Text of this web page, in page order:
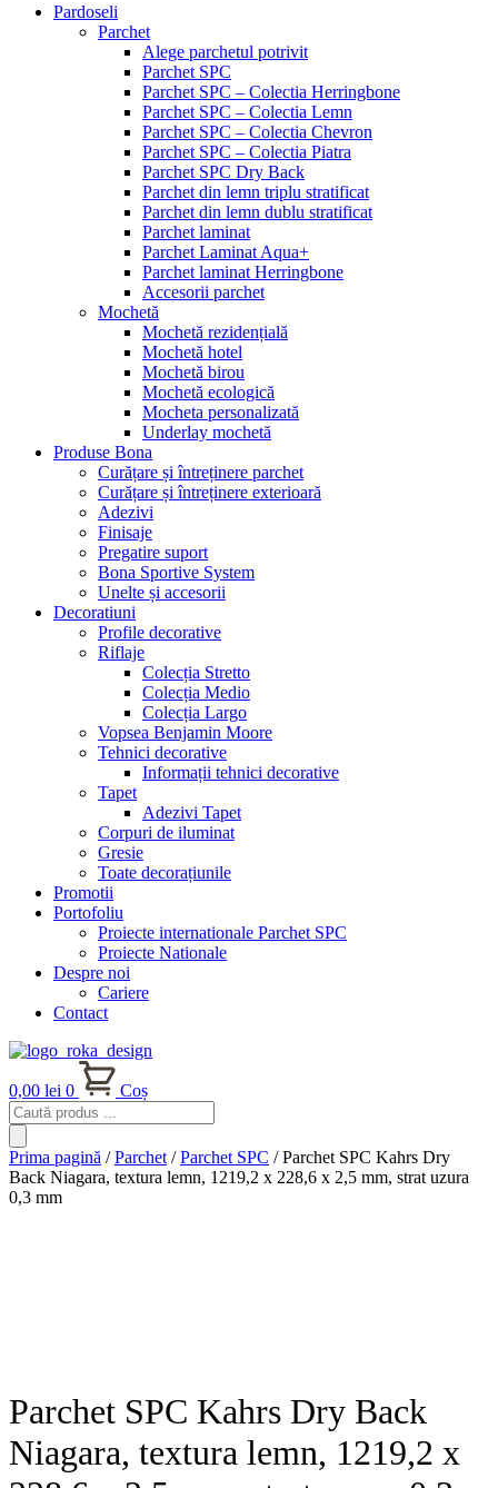
Pardoseli
Parchet
Alege parchetul potrivit
Parchet SPC
Parchet SPC – Colectia Herringbone
Parchet SPC – Colectia Lemn
Parchet SPC – Colectia Chevron
Parchet SPC – Colectia Piatra
Parchet SPC Dry Back
Parchet din lemn triplu stratificat
Parchet din lemn dublu stratificat
Parchet laminat
Parchet Laminat Aqua+
Parchet laminat Herringbone
Accesorii parchet
Mochetă
Mochetă rezidențială
Mochetă hotel
Mochetă birou
Mochetă ecologică
Mocheta personalizată
Underlay mochetă
Produse Bona
Curățare și întreținere parchet
Curățare și întreținere exterioară
Adezivi
Finisaje
Pregatire suport
Bona Sportive System
Unelte și accesorii
Decoratiuni
Profile decorative
Riflaje
Colecția Stretto
Colecția Medio
Colecția Largo
Vopsea Benjamin Moore
Tehnici decorative
Informații tehnici decorative
Tapet
Adezivi Tapet
Corpuri de iluminat
Gresie
Toate decorațiunile
Promotii
Portofoliu
Proiecte internationale Parchet SPC
Proiecte Nationale
Despre noi
Cariere
Contact
0,00 lei 0
Coș
Products
search
Prima pagină /Parchet /Parchet SPC / Parchet SPC Kahrs Dry
Back Niagara, textura lemn, 1219,2 x 228,6 x 2,5 mm, strat uzura
0,3 mm
Parchet SPC Kahrs Dry Back
Niagara, textura lemn, 1219,2 x